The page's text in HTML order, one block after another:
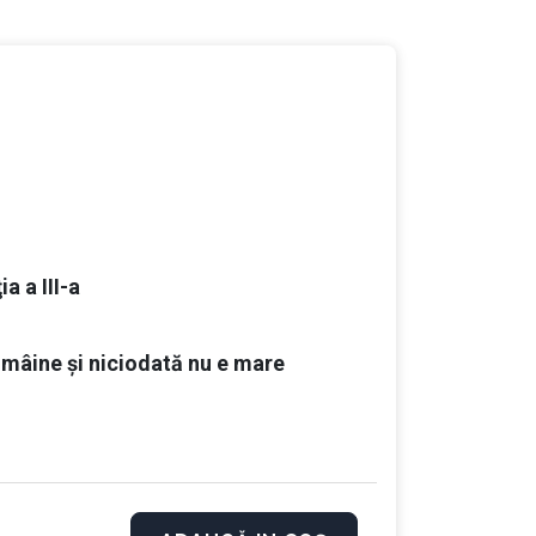
a III-a
și niciodată nu e mare